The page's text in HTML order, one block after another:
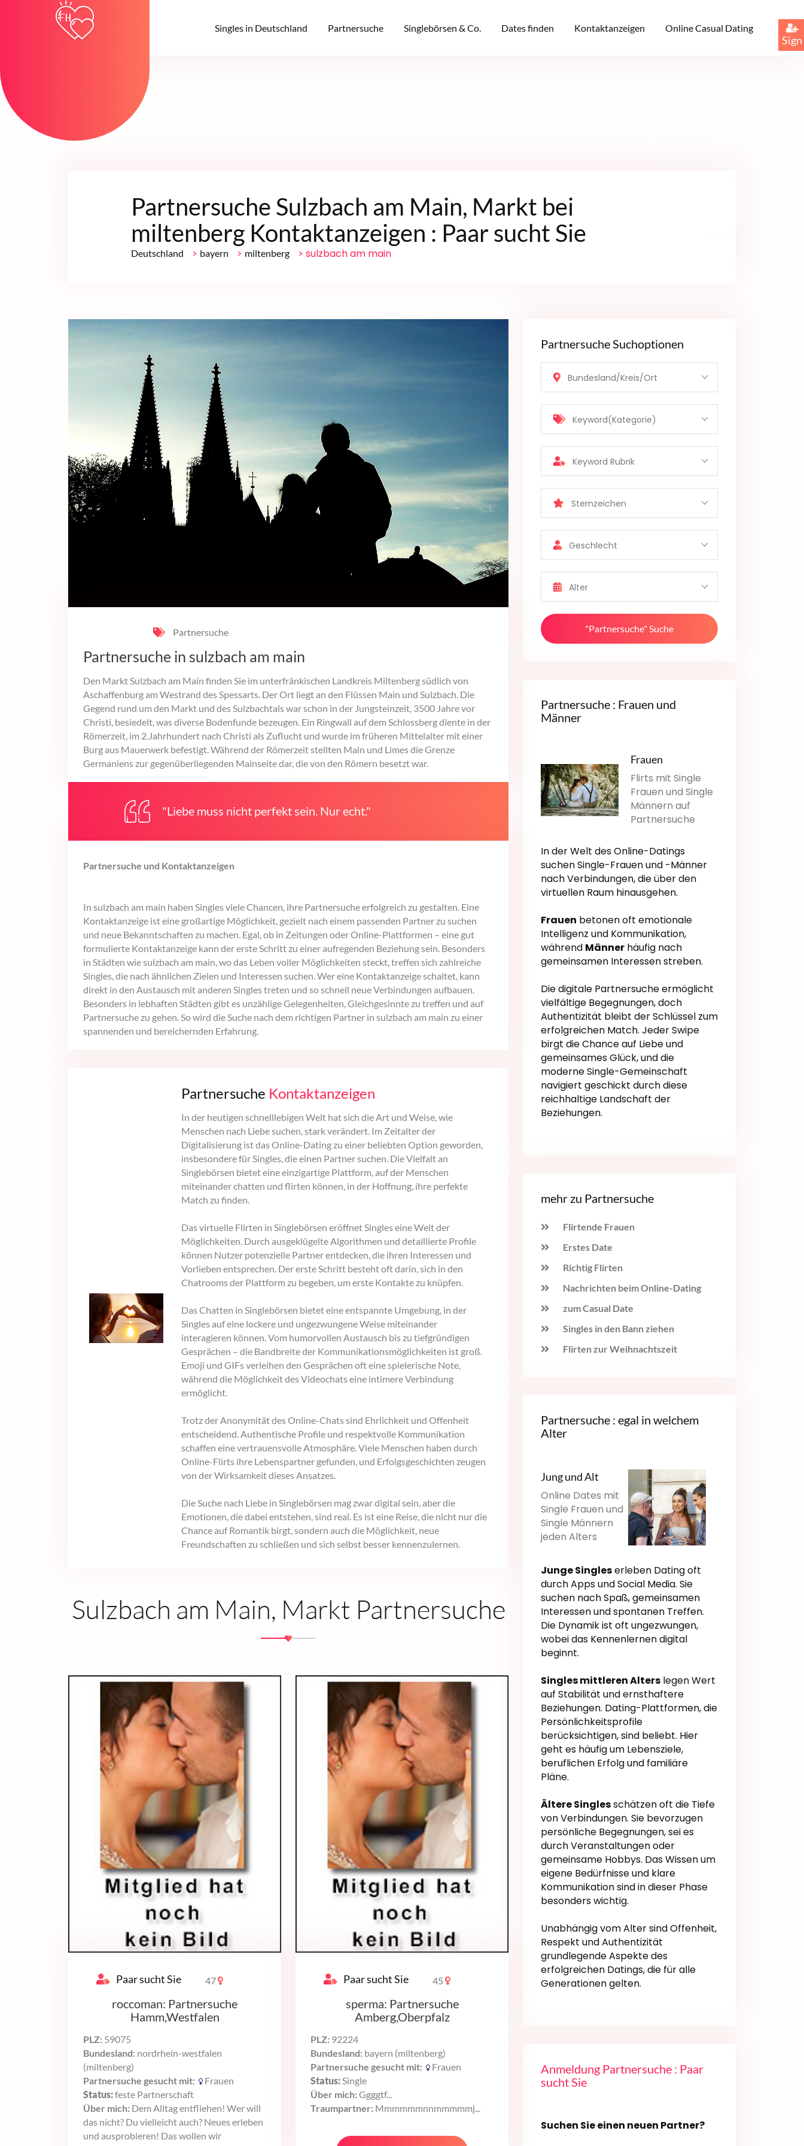
Singles in Deutschland Partnersuche Singlebörsen & Co. Dates finden Kontaktanzeigen Online Casual Dating
Sign
Partnersuche Sulzbach am Main, Markt bei
miltenberg Kontaktanzeigen : Paar sucht Sie
Deutschland > bayern > miltenberg > sulzbach am main
Partnersuche
Partnersuche in sulzbach am main
Den Markt Sulzbach am Main finden Sie im unterfränkischen Landkreis Miltenberg südlich von
Aschaffenburg am Westrand des Spessarts. Der Ort liegt an den Flüssen Main und Sulzbach. Die
Gegend rund um den Markt und des Sulzbachtals war schon in der Jungsteinzeit, 3500 Jahre vor
Christi, besiedelt, was diverse Bodenfunde bezeugen. Ein Ringwall auf dem Schlossberg diente in der
Römerzeit, im 2.Jahrhundert nach Christi als Zuflucht und wurde im früheren Mittelalter mit einer
Burg aus Mauerwerk befestigt. Während der Römerzeit stellten Main und Limes die Grenze
Germaniens zur gegenüberliegenden Mainseite dar, die von den Römern besetzt war.
"Liebe muss nicht perfekt sein. Nur echt."
Partnersuche und Kontaktanzeigen
In sulzbach am main haben Singles viele Chancen, ihre Partnersuche erfolgreich zu gestalten. Eine
Kontaktanzeige ist eine großartige Möglichkeit, gezielt nach einem passenden Partner zu suchen
und neue Bekanntschaften zu machen. Egal, ob in Zeitungen oder Online-Plattformen – eine gut
formulierte Kontaktanzeige kann der erste Schritt zu einer aufregenden Beziehung sein. Besonders
in Städten wie sulzbach am main, wo das Leben voller Möglichkeiten steckt, treffen sich zahlreiche
Singles, die nach ähnlichen Zielen und Interessen suchen. Wer eine Kontaktanzeige schaltet, kann
direkt in den Austausch mit anderen Singles treten und so schnell neue Verbindungen aufbauen.
Besonders in lebhaften Städten gibt es unzählige Gelegenheiten, Gleichgesinnte zu treffen und auf
Partnersuche zu gehen. So wird die Suche nach dem richtigen Partner in sulzbach am main zu einer
spannenden und bereichernden Erfahrung.
Partnersuche Kontaktanzeigen
In der heutigen schnelllebigen Welt hat sich die Art und Weise, wie
Menschen nach Liebe suchen, stark verändert. Im Zeitalter der
Digitalisierung ist das Online-Dating zu einer beliebten Option geworden,
insbesondere für Singles, die einen Partner suchen. Die Vielfalt an
Singlebörsen bietet eine einzigartige Plattform, auf der Menschen
miteinander chatten und flirten können, in der Hoffnung, ihre perfekte
Match zu finden.
Das virtuelle Flirten in Singlebörsen eröffnet Singles eine Welt der
Möglichkeiten. Durch ausgeklügelte Algorithmen und detaillierte Profile
können Nutzer potenzielle Partner entdecken, die ihren Interessen und
Vorlieben entsprechen. Der erste Schritt besteht oft darin, sich in den
Chatrooms der Plattform zu begeben, um erste Kontakte zu knüpfen.
Das Chatten in Singlebörsen bietet eine entspannte Umgebung, in der
Singles auf eine lockere und ungezwungene Weise miteinander
interagieren können. Vom humorvollen Austausch bis zu tiefgründigen
Gesprächen – die Bandbreite der Kommunikationsmöglichkeiten ist groß.
Emoji und GIFs verleihen den Gesprächen oft eine spielerische Note,
während die Möglichkeit des Videochats eine intimere Verbindung
ermöglicht.
Trotz der Anonymität des Online-Chats sind Ehrlichkeit und Offenheit
entscheidend. Authentische Profile und respektvolle Kommunikation
schaffen eine vertrauensvolle Atmosphäre. Viele Menschen haben durch
Online-Flirts ihre Lebenspartner gefunden, und Erfolgsgeschichten zeugen
von der Wirksamkeit dieses Ansatzes.
Die Suche nach Liebe in Singlebörsen mag zwar digital sein, aber die
Emotionen, die dabei entstehen, sind real. Es ist eine Reise, die nicht nur die
Chance auf Romantik birgt, sondern auch die Möglichkeit, neue
Freundschaften zu schließen und sich selbst besser kennenzulernen.
Sulzbach am Main, Markt Partnersuche
Paar sucht Sie 47
roccoman: Partnersuche
Hamm,Westfalen
PLZ: 59075
Bundesland: nordrhein-westfalen
(miltenberg)
Partnersuche gesucht mit:
Frauen
Status:feste Partnerschaft
Über mich: Dem Alltag entfliehen! Wer will
das nicht? Du vielleicht auch? Neues erleben
und ausprobieren! Das wollen wir
Paar sucht Sie 45
sperma: Partnersuche
Amberg,Oberpfalz
PLZ: 92224
Bundesland: bayern (miltenberg)
Partnersuche gesucht mit:
Frauen
Status: Single
Über mich: Ggggtf...
Traumpartner: Mmmmmmnnmmmmmj...
Partnersuche Suchoptionen
Bundesland/Kreis/Ort
Keyword(Kategorie)
Keyword Rubrik
Sternzeichen
Geschlecht
Alter
"Partnersuche" Suche
Partnersuche : Frauen und
Männer
Frauen
Flirts mit Single
Frauen und Single
Männern auf
Partnersuche
In der Welt des Online-Datings
suchen Single-Frauen und -Männer
nach Verbindungen, die über den
virtuellen Raum hinausgehen.
Frauen betonen oft emotionale
Intelligenz und Kommunikation,
während Männer häufig nach
gemeinsamen Interessen streben.
Die digitale Partnersuche ermöglicht
vielfältige Begegnungen, doch
Authentizität bleibt der Schlüssel zum
erfolgreichen Match. Jeder Swipe
birgt die Chance auf Liebe und
gemeinsames Glück, und die
moderne Single-Gemeinschaft
navigiert geschickt durch diese
reichhaltige Landschaft der
Beziehungen.
mehr zu Partnersuche
Flirtende Frauen
Erstes Date
Richtig Flirten
Nachrichten beim Online-Dating
zum Casual Date
Singles in den Bann ziehen
Flirten zur Weihnachtszeit
Partnersuche : egal in welchem
Alter
Jung und Alt
Online Dates mit
Single Frauen und
Single Männern
jeden Alters
Junge Singleserleben Dating oft
durch Apps und Social Media. Sie
suchen nach Spaß, gemeinsamen
Interessen und spontanen Treffen.
Die Dynamik ist oft ungezwungen,
wobei das Kennenlernen digital
beginnt.
Singles mittleren Alters legen Wert
auf Stabilität und ernsthaftere
Beziehungen. Dating-Plattformen, die
Persönlichkeitsprofile
berücksichtigen, sind beliebt. Hier
geht es häufig um Lebensziele,
beruflichen Erfolg und familiäre
Pläne.
Ältere Singlesschätzen oft die Tiefe
von Verbindungen. Sie bevorzugen
persönliche Begegnungen, sei es
durch Veranstaltungen oder
gemeinsame Hobbys. Das Wissen um
eigene Bedürfnisse und klare
Kommunikation sind in dieser Phase
besonders wichtig.
Unabhängig vom Alter sind Offenheit,
Respekt und Authentizität
grundlegende Aspekte des
erfolgreichen Datings, die für alle
Generationen gelten.
Anmeldung Partnersuche : Paar
sucht Sie
Suchen Sie einen neuen Partner?